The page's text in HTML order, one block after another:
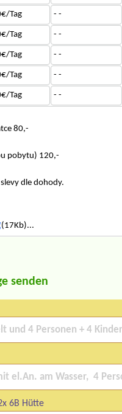
Tag - -
Tag - -
Tag - -
Tag - -
Tag - -
80,-
pobytu) 120,-
dle dohody.
(17Kb)...
senden
6B Hütte